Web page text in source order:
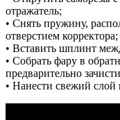
отражатель;
• Снять пружину,
отверстием корректора;
• Вставить шплинт
• Собрать фару в
предварительно
• Нанести свежий слой